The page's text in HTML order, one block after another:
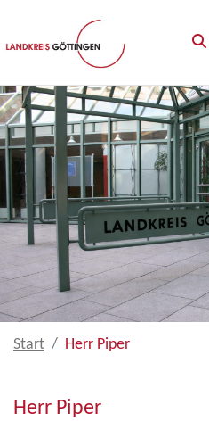
Zum Hauptinhalt springen
Start Herr Piper
Herr Piper